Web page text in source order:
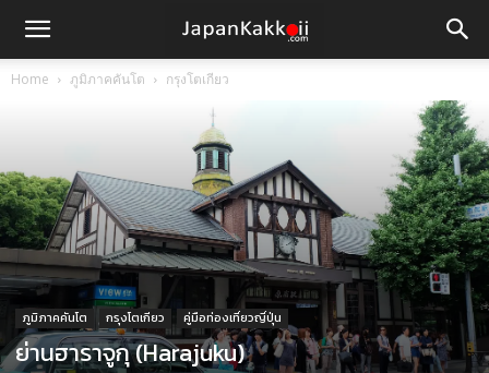
Home ภูมิภาคคันโต กรุงโตเกียว
ภูมิภาคคันโต กรุงโตเกียว คู่มือท่องเที่ยวญี่ปุ่น
ย่านฮาราจูกุ (Harajuku)